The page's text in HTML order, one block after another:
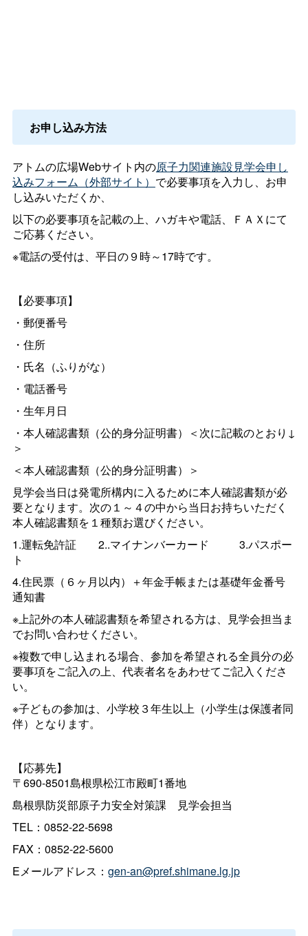
お申し込み方法
アトムの広場Webサイト内の原子力関連施設見学会申し
込みフォーム（外部サイト） で必要事項を入力し、お申
し込みいただくか、
以下の必要事項を記載の上、ハガキや電話、ＦＡＸにて
ご応募ください。
※電話の受付は、平日の９時～17時です。
【必要事項】
・郵便番号
・住所
・氏名（ふりがな）
・電話番号
・生年月日
・本人確認書類（公的身分証明書）＜次に記載のとおり↓
＞
＜本人確認書類（公的身分証明書）＞
見学会当日は発電所構内に入るために本人確認書類が必
要となります。次の１～４の中から当日お持ちいただく
本人確認書類を１種類お選びください。
1.運転免許証 2..マイナンバーカード
3.パスポー
ト
4.住民票（６ヶ月以内）＋年金手帳または基礎年金番号
通知書
※上記外の本人確認書類を希望される方は、見学会担当ま
でお問い合わせください。
※複数で申し込まれる場合、参加を希望される全員分の必
要事項をご記入の上、代表者名をあわせてご記入くださ
い。
※子どもの参加は、小学校３年生以上（小学生は保護者同
伴）となります。
【応募先】
〒690-8501島根県松江市殿町1番地
島根県防災部原子力安全対策課
見学会担当
TEL：0852-22-5698
FAX：0852-22-5600
Eメールアドレス： gen-an@pref.shimane.lg.jp